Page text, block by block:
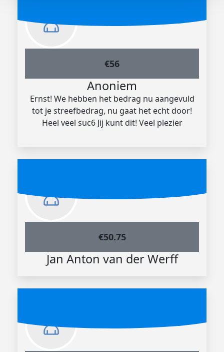
€56
Anoniem
Ernst! We hebben het bedrag nu aangevuld
tot je streefbedrag, nu gaat het echt door!
Heel veel suc6 Jij kunt dit! Veel plezier
€50.75
Jan Anton van der Werff